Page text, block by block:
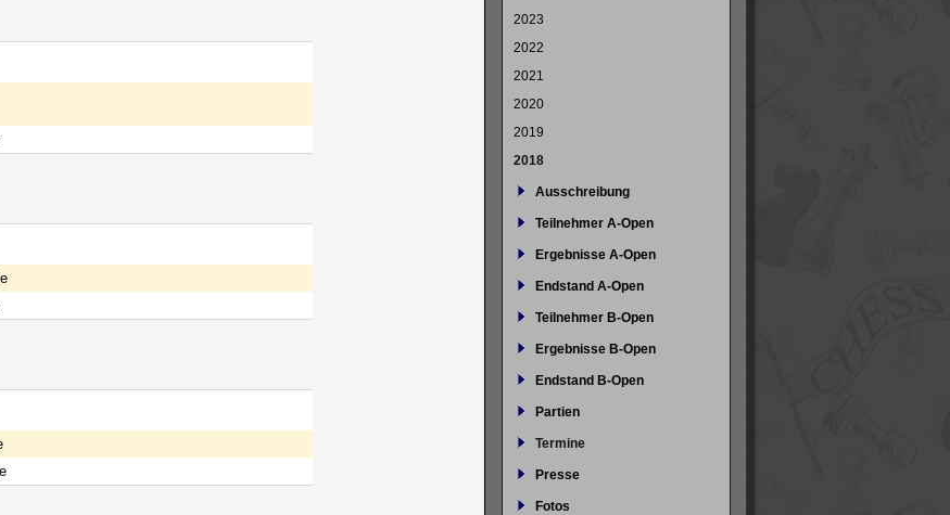
2023
2022
2021
2020
2019
2018
Ausschreibung
Teilnehmer A-Open
Ergebnisse A-Open
Endstand A-Open
Teilnehmer B-Open
Ergebnisse B-Open
Endstand B-Open
Partien
Termine
Presse
Fotos